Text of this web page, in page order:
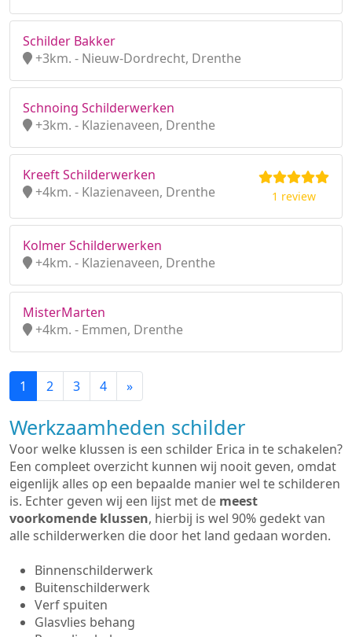
Schilder Bakker
+3km. - Nieuw-Dordrecht, Drenthe
Schnoing Schilderwerken
+3km. - Klazienaveen, Drenthe
Kreeft Schilderwerken
+4km. - Klazienaveen, Drenthe
1 review
Kolmer Schilderwerken
+4km. - Klazienaveen, Drenthe
MisterMarten
+4km. - Emmen, Drenthe
1 2 3 4 »
Werkzaamheden schilder
Voor welke klussen is een schilder Erica in te schakelen?
Een compleet overzicht kunnen wij nooit geven, omdat
eigenlijk alles op een bepaalde manier wel te schilderen
is. Echter geven wij een lijst met de meest
voorkomende klussen, hierbij is wel 90% gedekt van
alle schilderwerken die door het land gedaan worden.
Binnenschilderwerk
Buitenschilderwerk
Verf spuiten
Glasvlies behang